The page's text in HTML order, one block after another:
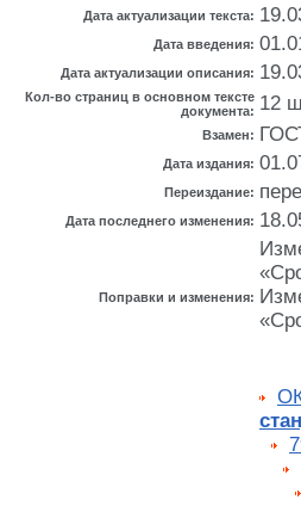
Дата актуализации текста:
Дата введения:
Дата актуализации описания:
Кол-во страниц в основном тексте
документа: 12
Взамен:
Дата издания:
Переиздание:
Дата последнего изменения:
Поправки и изменения: